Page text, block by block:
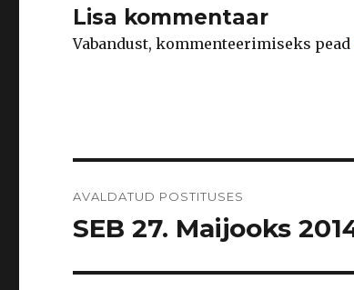
Lisa kommentaar
Vabandust, kommenteerimiseks pead
AVALDATUD POSTITUSES
SEB 27. Maijooks